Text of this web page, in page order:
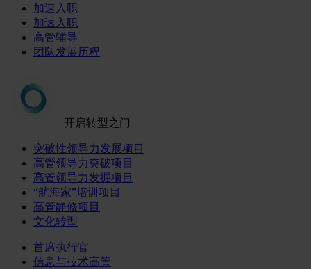
加速入职
加速入职
高管辅导
团队发展历程
开启转型之门
突破性领导力发展项目
高管领导力突破项目
高管领导力发掘项目
“航海家”培训项目
高管静修项目
文化转型
首席执行官
信息与技术高管